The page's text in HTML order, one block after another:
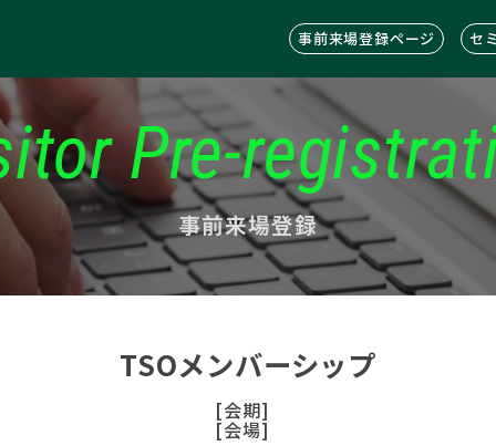
事前来場登録ページ セ
Pre-
事前来場登録
TSOメンバーシップ
[会期]
[会場]